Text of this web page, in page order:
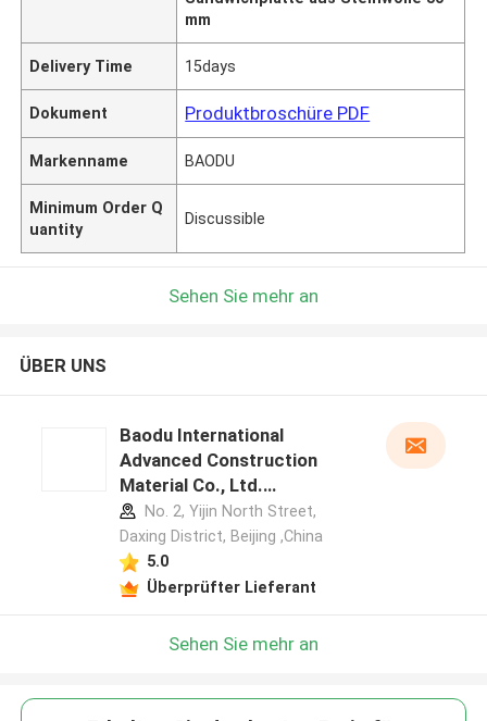
mm
Delivery Time 15days
Dokument Produktbroschüre PDF
Markenname BAODU
Minimum Order Q
uantity
Discussible
Sehen Sie mehr an
ÜBER UNS
Baodu International
Advanced Construction
Material Co., Ltd.
Herstellerprofil
No. 2, Yijin North Street,
Daxing District, Beijing ,China
5.0
Überprüfter Lieferant
Sehen Sie mehr an